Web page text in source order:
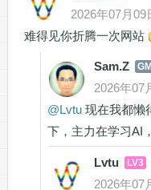
2026年07月09
难得见你折腾一次网站
Sam.Z
2026年07
@Lvtu现在我都懒
下，主力在学习AI
Lvtu LV3
2026年07